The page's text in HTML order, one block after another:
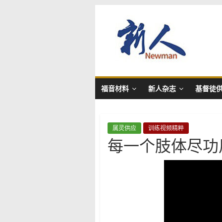
content新
人
NewMan
福音材料 新人杂志 基督徒
属灵供应 训练视频精粹
每一个肢体尽